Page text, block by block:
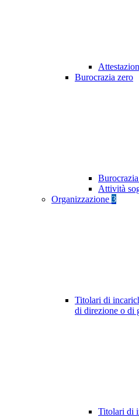
Burocrazia zero
Attività
Organizzazione 3
Titolari di
di direzione o di
Titolari di